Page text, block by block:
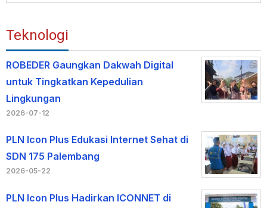
Teknologi
ROBEDER Gaungkan Dakwah Digital
untuk Tingkatkan Kepedulian
Lingkungan
2026-07-12
PLN Icon Plus Edukasi Internet Sehat di
SDN 175 Palembang
2026-05-22
PLN Icon Plus Hadirkan ICONNET di